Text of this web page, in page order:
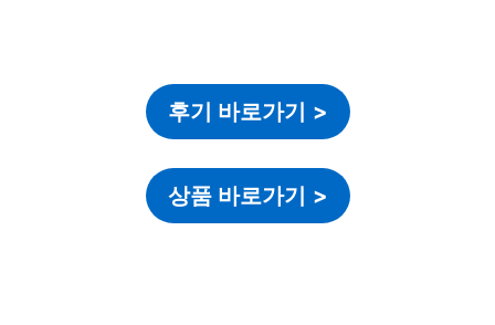
후기 바로가기 >
상품 바로가기 >